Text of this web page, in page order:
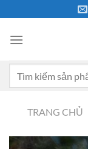
qua
nội
TRANG CHỦ